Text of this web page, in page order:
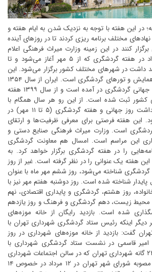
گفت: اولین دوره اعطای نشان هتل سبز ایران توسط معاونت گردشگری وزارت میراث فرهنگی و با همکاری جامعه حرفه‌ای هتل‌های ایران با هدف بهبود شاخص‌های پایداری در زنجیره تأمین گردشگری تدوین شده و اولین دوره آن با همکاری سازمان محیط زیست و جمعی از کارشناسان و صاحب نظران به مرحله داوری رسیده است. وی گفت: نزدیک به ۶۰ هتل از ۱۵ استان کشور و کیش در این رویداد ثبت نام کرده و به رقابت می‌پردازند. همچنین نشان هتل سبز بر اساس عملکرد و برنامه هتل‌ها در ۴ شاخص بهینه سازی مصرف آب، انرژی (برق و گاز)، مدیریت پسماند و نیز تعاملات اجتماعی با محوریت جامعه محلی اعطا خواهد شد. ثبت جهانی ماسوله در مراحل نهایی سرپرست میراث فرهنگی، گردشگری و صنایع دستی گیلان با اشاره به مراحل نهایی ثبت جهانی ماسوله گفت: حفاظت از میراث تاریخی بدون همراهی رسانه‌ها و مردم امکان پذیر نیست. یوسف سلمانخواه تشریح سیاست‌ها و برنامه‌های هفته جهانی گردشگری پرداخت و اظهار کرد: امسال با شعار محوری «گردشگری مسئولانه، محیط زیست جاودانه» تلاش داریم تا حفاظت از طبیعت و میراث فرهنگی را به عنوان یکی از ارکان توسعه پایدار گردشگری تبیین کنیم. سلمانخواه با اشاره به همزمانی هفته گردشگری با آغاز فصل پاییز افزود: در این هفته، ۲۰۷ برنامه متنوع در سراسر استان برگزار خواهد شد که ۳۷ مورد آن ویژه شهر رشت، ۱۳۴ برنامه در سایر شهرستان‌ها و ۱۷ برنامه نیز به عنوان طرح‌های شاخص تعریف شده است. وی گفت: در این برنامه‌ها از ظرفیت‌های فرهنگی، تاریخی، طبیعی و بومی استان برای جذب گردشگران داخلی و خارجی استفاده خواهد شد و بخش قابل‌توجهی از برنامه‌ها با مشارکت بخش خصوصی، دفاتر خدمات مسافرتی و تشکل‌های مردم‌نهاد اجرا می‌شود. افتتاح ۲۲ پروژه گردشگری با اعتبار ۱۵ هزار میلیارد ریال سرپرست میراث فرهنگی، گردشگری و صنایع دستی گیلان از افتتاح ۲۲ پروژه جدید گردشگری با سرمایه‌گذاری بالغ بر ۱۵ هزار و ۹۴۸ میلیارد ریال در هفته گردشگری خبر داد و گفت: این پروژه‌ها در بخش‌های اقامتی، تفریحی و خدماتی اجرا شده و برای بیش از ۳۰۰ نفر اشتغال ایجاد خواهد کرد. وی افزود: اجرای این طرح‌ها نقش مؤثری در ارتقای زیرساخت‌های گردشگری استان داشته و فرصت‌های مناسبی برای توسعه اقتصاد محلی فراهم می‌سازد. ارتباط ایران و عربستان را به مصلحت دو کشور می‌دانیم این هفته سیدرضا صالحی‌امیری در مراسم روز ملی عربستان سعودی با ابراز خرسندی از حضور در این رویداد اظهار داشت: این مناسبت را به سفیر و دولت عربستان سعودی تبریک گفته و پیشرفت و آبادانی این کشور را آرزو می‌کنم. وی با تأکید بر جایگاه ممتاز عربستان سعودی در جهان اسلام و اهمیت میزبانی از زائران، افزود: کشور عربستان سعودی به عنوان میزبان حرمین شریفین و دوست و برادر برای ما قابل احترام است. سال گذشته ۸۶ هزار هموطن ما به حج تمتع و بیش از ۲۰۰ هزار نفر به حج عمره مشرف شدند و ما میزبانی عربستان سعودی از زائرین را ارج می‌نهیم و امیدواریم ارتباط میان دو کشور روز به روز گسترده‌تر و این پیوند عمیق‌تر شود. صالحی‌امیری در ادامه با تأکید بر ابعاد سیاسی و منطقه‌ای روابط دو کشور اظهار داشت: نگاه ایران به عربستان نه تنها به دلیل جایگاه ویژه این کشور و حرمین شریفه و میزبانی از زائران است بلکه به دلیل اشتراکات راهبردی دو طرف در عرصه‌های سیاسی و منطقه‌ای نیز حائز اهمیت است. وی افزود: خوشبختانه روابط سیاسی دو کشور و مناسبات فی‌مابین مسیر رو به رشدی را طی کرده و مشورت‌های مستمر میان مقام‌های عالی دو کشور همواره جریان دارد. صدور هفتادوهفتمین سند مالکیت پایگاه میراث جهانی تخت‌جمشید سرپرست پایگاه میراث جهانی تخت‌جمشید، از صدور هفتاد و هفتمین سند مالکیت به نام جمهوری اسلامی ایران در محدوده حریم درجه یک تخت جمشید خبر داد. محمدجواد جعفری گفت: سند مذکور مربوط به زمینی به مساحت یک‌هزار متر مربع است که با نمایندگی وزارت میراث‌فرهنگی، گردشگری و صنایع‌دستی و با هدف صیانت از اراضی تاریخی اطراف مجموعه تخت‌جمشید به ثبت رسیده است. سرپرست پایگاه میراث جهانی تخت‌جمشید تصریح کرد: از سال ۱۳۹۷ تاکنون، با پیگیری‌های مستمر حقوقی و همکاری نهادهای مرتبط، ۷۷ فقره سند مالکیت برای اراضی واقع در حریم درجه یک تخت‌جمشید به نام دولت ثبت شده و این روند همچنان ادامه دارد. صالحی‌امیری زنگ میراث‌فرهنگی را نواخت این هفته آئین رسمی بازگشایی مدارس کشور با حضور سیدرضا صالحی‌امیری، وزیر میراث‌فرهنگی، گردشگری و صنایع‌دستی در دبیرستان دخترانه انوشیروان دادگر تهران برگزار شد. در این مراسم که نمایندگان مجلس شورای اسلامی، مدیران آموزش‌وپرورش، مسئولان وزارت میراث‌فرهنگی، گردشگری و صنایع‌دستی و جمعی از دانش‌آموزان حضور داشتند، زنگ میراث‌فرهنگی در آغازین ساعات سال تحصیلی جدید به صدا درآمد. برگزاری این آئین در یکی از مدارس تاریخی پایتخت، جلوه‌ای از پیوند میان آموزش رسمی و پاسداشت هویت فرهنگی ملی بود. ۶ هزار میلیارد تومان برای کارگاه‌های کوچک صنایع دستی اختصاص یافت این هفته بیست و یکمین نشست شورای راهبردی وزارت میراث‌فرهنگی، گردشگری و صنایع‌دستی در ارگ آزادی برگزار شد و سیدرضا صالحی‌امیری، وزیر میراث‌فرهنگی، گردشگری و صنایع‌دستی، در این برنامه، فرونشست زمین را یکی از جدی‌ترین چالش‌های ملی دانست و گفت: فرونشست، دیگر یک مسئله ساده یا صرفاً تهدید نیست. با گزارشی که به دولت ارائه شد، خوشبختانه اراده جمعی برای مقابله با این بحران در حال شکل‌گیری است و ما با همکاری همه دستگاه‌ها می‌توانیم این تهدید را به فرصت برای تقویت انسجام ملی تبدیل کنیم. وزیر میراث‌فرهنگی در ادامه به ضرورت برگزاری جشنواره‌های ملی ایران اشاره کرد و آن را فرصتی برای تقویت نشاط و غرور ملی دانست و افزود: این جشنواره‌ها باید نشاط‌آفرین، غرورآفرین و هویت‌ساز باشند تا جامعه، به‌ویژه نسل جوان، احساس یگانگی و افتخار به ایران کند. ایرانیت و اسلامیت دو بال هویتی ما هستند که در هم تنیده‌اند و جدایی‌پذیر نیستند. ما مصمم هستیم در نیم‌سال دوم، ۳۱ جشنواره استانی با محوریت عناوینی همچون «ایران من» و «ایرانی زیبا» برگزار کنیم و ظرفیت‌های جدید فرهنگی و اجتماعی را فعال سازیم. اسناد کشف غار علیصدر در آرشیو ملی ایران ثبت شد مدیر اسناد و کتابخانه ملی منطقه غرب کشور از ثبت اسناد کشف غار علیصدر در آرشیو ملی ایران خبر داد. در این هفته عاطفه زارعی گفت: در راستای حفاظت از اسناد و اطلاعات تاریخی و کمک به پژوهشگران و محققان، اسناد و مدارک مربوط به کشف غار علیصدر با همکاری عین‌الله بختیاری‌فر از کاشفان این غار در سازمان اسناد و کتابخانه ملی ایران، مدیریت غرب کشور ثبت و نگهداری خواهد شد. مدیر اسناد و کتابخانه ملی منطقه غرب کشور ادامه داد: در پی دیدار با عین‌الله بختیاری‌فر از کاشفان غار علیصدر، اهتمام خود به شناسایی، گردآوری و صیانت از اسناد و عکس‌های مربوط به کشف و شناسایی این غار شگفت‌انگیز و مسیرهای متعدد آن را اعلام کرد. وی با تاکید بر تأثیر شگرف غار علیصدر بر صنعت گردشگری همدان افزود: علیصدر نمادی است از همبستگی مردم و طبیعت و سرمایه‌ای بی‌بدیل در میراث طبیعی ایران که باید با مستندسازی دقیق در حافظه ملی ثبت شود. زارعی با اشاره به ضرورت انجام مصاحبه‌های تاریخ شفاهی با پیشکسوتان و مفاخر حوزه‌های مختلف افزود: سند و عکس‌های این مفاخر و بزرگان که برای همدان افتخار و ارزش آفریدند، روایتگر فداکاری‌ها و تلاش آن‌ها برای اعتلای همدان است و لازم است برای آیندگان بازگو و مستندسازی شود. گردشگران برای ورود به کشور به سامانه سلامت مراجعه کنند این هفته انوشیروان بندپی معاون گردشگری کشور در نشست خبری برنامه‌های هفته گردشگری که امروز در سالن اجتماعات ساختمان حج و زیارت برگزار شد در پاسخ به سوال خبرنگار مهر مبنی بر اینکه چرا محدودیت‌ها برای ورود گر